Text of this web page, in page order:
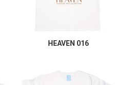
HEAVEN 016